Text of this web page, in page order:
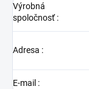
Výrobná
spoločnosť:
Adresa :
E-mail :